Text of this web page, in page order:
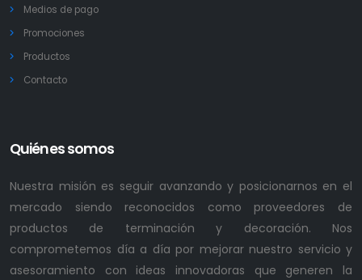
Medios de pago
Promociones
Productos
Contacto
Quiénes somos
Nuestra misión es seguir avanzando y posicionarnos en el
mercado siendo reconocidos como proveedores de
productos de terminación y decoración. Nos
comprometemos día a día por mejorar nuestro servicio y
asesoramiento con ideas innovadoras que generen la